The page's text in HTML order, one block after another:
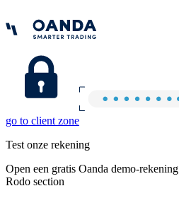
go to client zone
Test onze rekening
Open een gratis Oanda demo-rekening
Rodo section